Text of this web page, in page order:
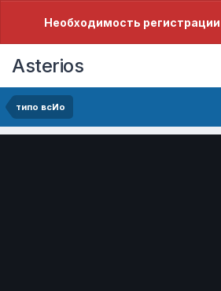
Необходимость
Asterios
типо всИо